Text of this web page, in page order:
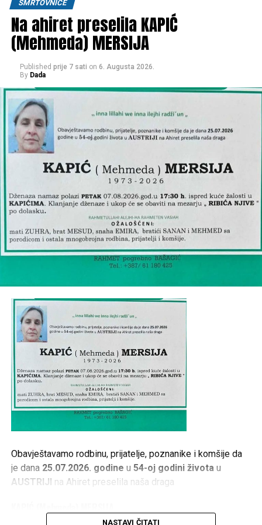
džume namaza
RAHMETULLAHI ALEJHI-HA RAHMETEN VASIAH
OŽALOŠĆENI:
otacAsim, bratIsmet, stricIbro, tetakAsim, Adem i
Mirso, tetke
Ramiz, tetišne Aida, Admana, Arijana i Mirza
Mersad i Senad, ujnaŠemsate porodiceĆoralić, Šišić,
Dobridoli, Muminović, Porčić
rodbina, prijatelji i komšije.
Tweet Share
Mail
SMRTOVNICE
Na ahiret preselila KAPIĆ
(Mehmeda) MERSIJA
Published prije 7 sati on 6. Augusta 2026.
By Dada
Obavještavamo rodbinu, prijatelje, poznanike i komšije da
je dana 25.07.2026. godine u 54-oj godini života u
AUSTRIJI na Ahiret preselila naša draga
NASTAVI ČITATI